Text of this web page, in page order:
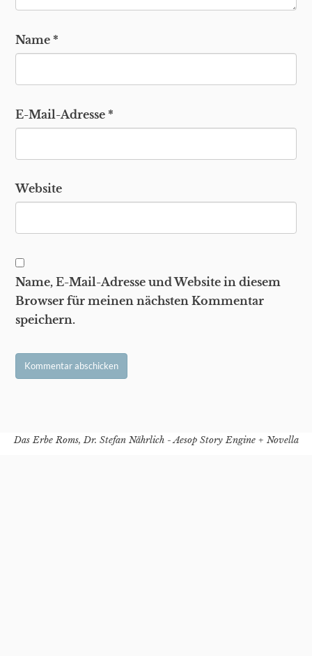
Name *
E-Mail-Adresse *
Website
Name, E-Mail-Adresse und Website in diesem
Browser für meinen nächsten Kommentar
speichern.
Das Erbe Roms, Dr. Stefan Nährlich - Aesop Story Engine + Novella